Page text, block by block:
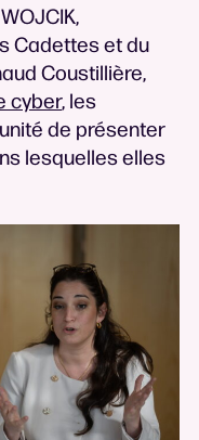
Cadettes et du
Coustillière,
cyber, les
de présenter
lesquelles elles